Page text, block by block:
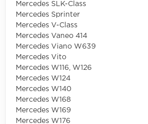
Mercedes SLK-Class
Mercedes Sprinter
Mercedes V-Class
Mercedes Vaneo 414
Mercedes Viano W639
Mercedes Vito
Mercedes W116, W126
Mercedes W124
Mercedes W140
Mercedes W168
Mercedes W169
Mercedes W176